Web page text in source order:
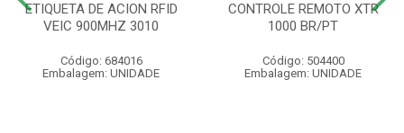
ETIQUETA DE ACION RFID
VEIC 900MHZ 3010
Código: 684016
Embalagem: UNIDADE
CONTROLE REMOTO XTR
1000 BR/PT
Código: 504400
Embalagem: UNIDADE